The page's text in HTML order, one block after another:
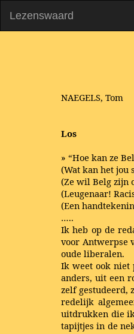
Lezenswaard
NAEGELS, Tom
Los
» “Hoe kan ze
(Wat kan het jou
(Ze wil Belg zijn
(Leugenaar!
(Een
…..
Ik heb op de
voor Antwerpse
oude liberalen.
Ik weet ook niet
anders, uit een
zelf gestudeerd,
redelijk
uitdrukken die
tapijtjes in de